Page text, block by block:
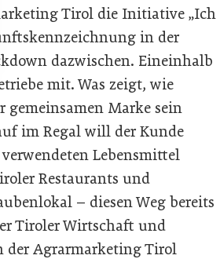
Tirol die Initiative „Ich
in der
dazwischen. Eineinhalb
mit. Was zeigt, wie
Marke sein
im Regal will der Kunde
Lebensmittel
Restaurants und
– diesen Weg bereits
Tiroler Wirtschaft und
der Agrarmarketing Tirol